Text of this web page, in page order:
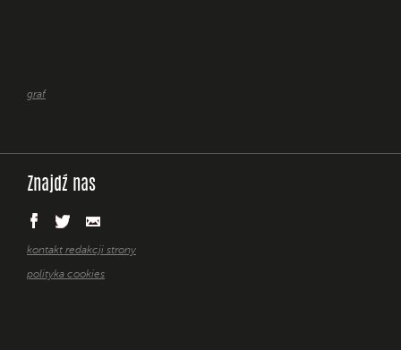
graf
Znajdź nas
kontakt redakcji strony
polityka cookies